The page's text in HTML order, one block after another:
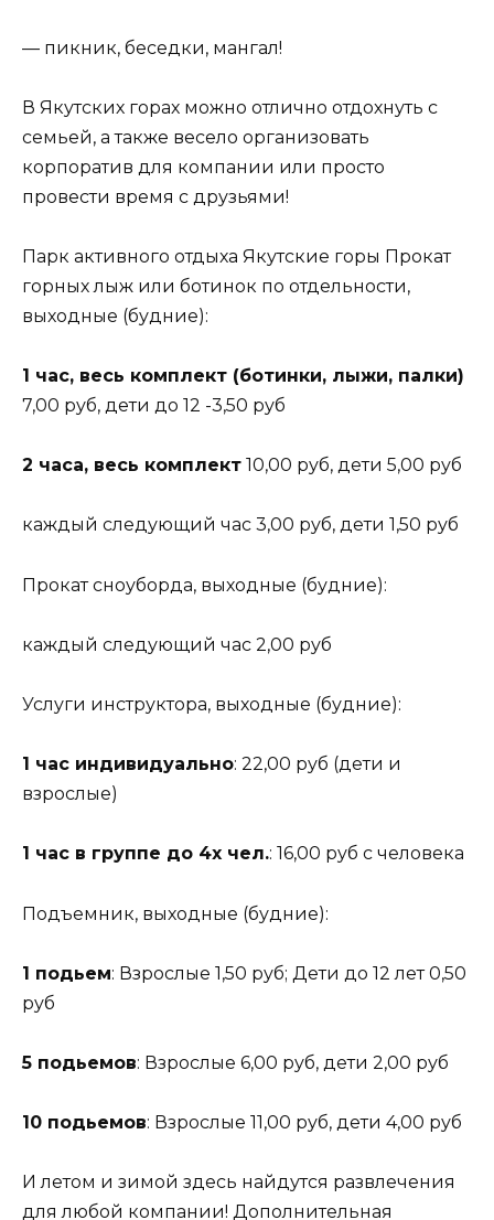
— пикник, беседки, мангал!
В Якутских горах можно отлично отдохнуть с
семьей, а также весело организовать
корпоратив для компании или просто
провести время с друзьями!
Парк активного отдыха Якутские горы Прокат
горных лыж или ботинок по отдельности,
выходные (будние):
1 час, весь комплект (ботинки, лыжи, палки)
7,00 руб, дети до 12 -3,50 руб
2 часа, весь комплект 10,00 руб, дети 5,00 руб
каждый следующий час 3,00 руб, дети 1,50 руб
Прокат сноуборда, выходные (будние):
каждый следующий час 2,00 руб
Услуги инструктора, выходные (будние):
1 час индивидуально: 22,00 руб (дети и
взрослые)
1 час в группе до 4х чел.: 16,00 руб с человека
Подъемник, выходные (будние):
1 подьем: Взрослые 1,50 руб; Дети до 12 лет 0,50
руб
5 подьемов: Взрослые 6,00 руб, дети 2,00 руб
10 подьемов: Взрослые 11,00 руб, дети 4,00 руб
И летом и зимой здесь найдутся развлечения
для любой компании! Дополнительная